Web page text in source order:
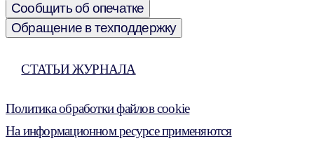
Сообщить об опечатке
Обращение в техподдержку
СТАТЬИ ЖУРНАЛА
Политика обработки файлов cookie
На информационном ресурсе применяются